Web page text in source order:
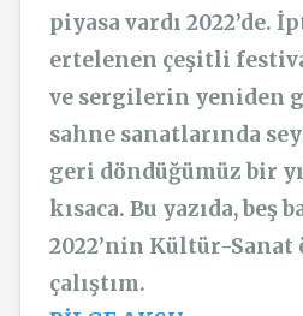
piyasa vardı 2022’de.
ertelenen çeşitli
ve sergilerin yeniden
sahne sanatlarında
geri döndüğümüz bir
kısaca. Bu yazıda, beş
2022’nin Kültür-
çalıştım.